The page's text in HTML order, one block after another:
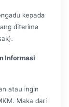
kepada
diterima
Informasi
atau ingin
Maka dari